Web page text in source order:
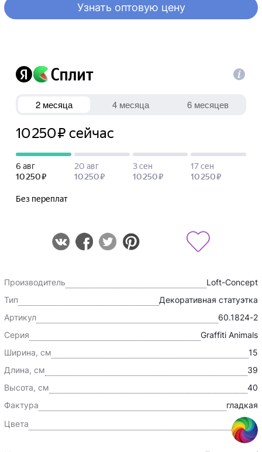
Узнать оптовую цену
Производитель
Loft-Concept
Тип
Декоративная статуэтка
Артикул
60.1824-2
Серия
Graffiti Animals
Ширина, см
15
Длина, см
39
Высота, см
40
Фактура
гладкая
Цвета